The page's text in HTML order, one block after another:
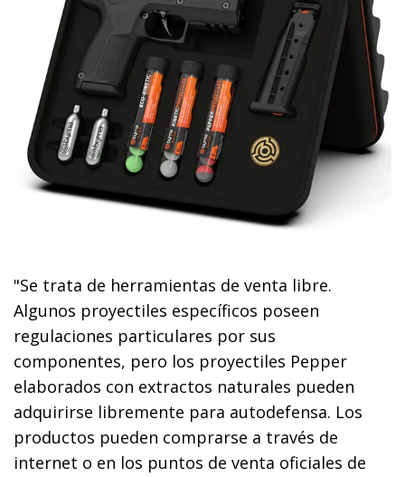
"Se trata de herramientas de venta libre.
Algunos proyectiles específicos poseen
regulaciones particulares por sus
componentes, pero los proyectiles Pepper
elaborados con extractos naturales pueden
adquirirse libremente para autodefensa. Los
productos pueden comprarse a través de
internet o en los puntos de venta oficiales de